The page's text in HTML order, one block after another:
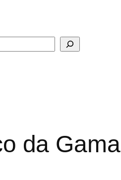
da Gama